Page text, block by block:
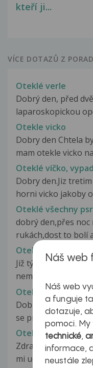
kteří ji...
VÍCE DOTAZŮ Z
Oteklé verle
Dobrý den, před
laparoskopickou
Otekle vicko
Dobry den Chtela
mam otekle vicko
Oteklé víčko,
Dobry den.Jiz
horni vicko jakoby
Oteklé všechny
dobrý den,přes
rukách,dost to bolí
Oteklé, bolestivé
Již týden mám
nemůžu ho ohnout.
Oteklí kotník
Dobrý den, jsem
se probudila a měla
Oteklina na dasni
Zdravim, v miste
mi udelal takovy
Náš web
Náš web
a funguje
dotazuje,
pomoci.
technické,
informace,
neustále